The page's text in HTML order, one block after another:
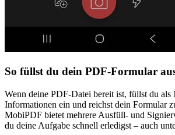
So füllst du dein PDF-Formular
Wenn deine PDF-Datei bereit ist, füllst du als
Informationen ein und reichst dein Formular
MobiPDF bietet mehrere Ausfüll- und
du deine Aufgabe schnell erledigst – auch